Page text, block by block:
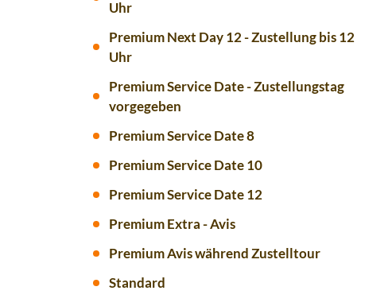
Uhr
Premium Next Day 12 - Zustellung bis 12
Uhr
Premium Service Date - Zustellungstag
vorgegeben
Premium Service Date 8
Premium Service Date 10
Premium Service Date 12
Premium Extra - Avis
Premium Avis während Zustelltour
Standard